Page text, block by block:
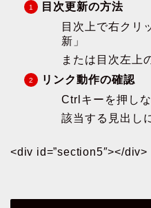
目次更新の方法
目次上で右クリ
新」
または目次左上
リンク動作の確認
Ctrlキーを押し
該当する見出し
<div id=”section5″></div>